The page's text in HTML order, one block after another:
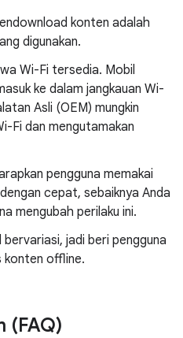
konten adalah
digunakan.
Wi-Fi tersedia. Mobil
ke dalam jangkauan Wi-
Asli (OEM) mungkin
Fi dan mengutamakan
pengguna memakai
cepat, sebaiknya Anda
mengubah perilaku ini.
jadi beri pengguna
konten offline.
(FAQ)